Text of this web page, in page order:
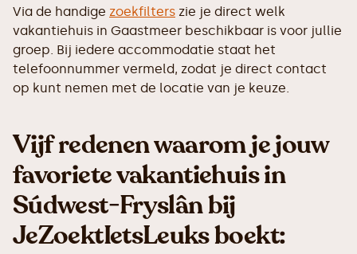
Via de handige zoekfilters zie je direct welk
vakantiehuis in Gaastmeer beschikbaar is voor jullie
groep. Bij iedere accommodatie staat het
telefoonnummer vermeld, zodat je direct contact
op kunt nemen met de locatie van je keuze.
Vijf redenen waarom je jouw
favoriete vakantiehuis in
Súdwest-Fryslân bij
JeZoektIetsLeuks boekt: